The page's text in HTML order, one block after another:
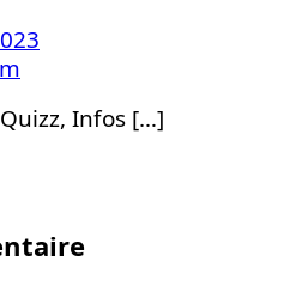
Infos […]